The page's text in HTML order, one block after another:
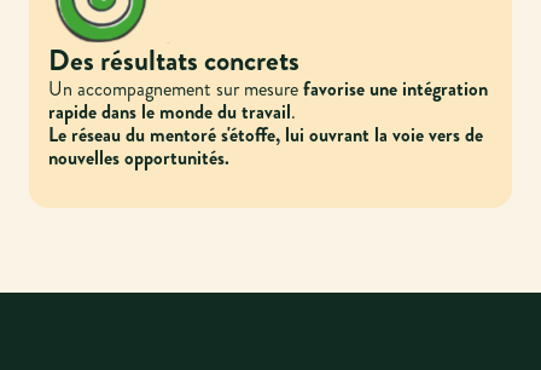
Des résultats concrets
Un accompagnement sur mesurefavorise une intégration
rapide dans le monde du travail.
Le réseau du mentoré s'étoffe, lui ouvrant la voie vers de
nouvelles opportunités.